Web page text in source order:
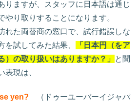
りますが、スタッフに日本語は通じ
やり取りすることになります。
れた両替商の窓口で、試行錯誤しな
を試してみた結果、
「日本円（をア
）の取り扱いはありますか？」
と聞
表現は、
yen?
（ドゥーユーバーイジャパ